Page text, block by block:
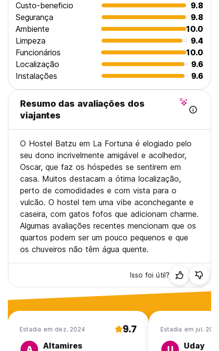
Custo-beneficio
9.8
Segurança
9.8
Ambiente
10.0
Limpeza
9.4
Funcionários
10.0
Localização
9.6
Instalações
9.6
Resumo das avaliações dos
viajantes
O Hostel Batzu em La Fortuna é elogiado pelo
seu dono incrivelmente amigável e acolhedor,
Oscar, que faz os hóspedes se sentirem em
casa. Muitos destacam a ótima localização,
perto de comodidades e com vista para o
vulcão. O hostel tem uma vibe aconchegante e
caseira, com gatos fofos que adicionam charme.
Algumas avaliações recentes mencionam que os
quartos podem ser um pouco pequenos e que
os chuveiros não têm água quente.
Isso foi útil?
Estadia em dez. 2024 9.7
Altamires
Estadia em jul.
Uday